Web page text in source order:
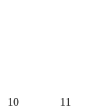
10 11